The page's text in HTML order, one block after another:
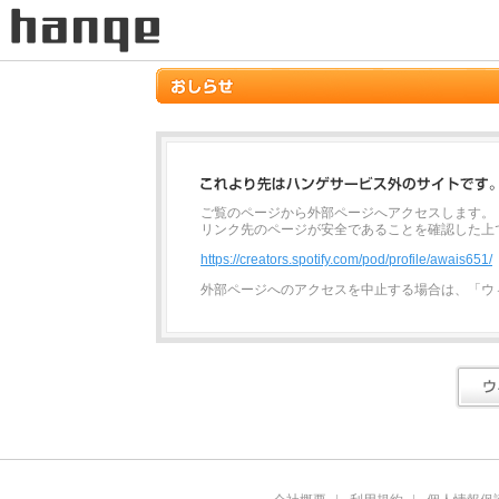
ご覧のページから外部ページへアクセスします。
リンク先のページが安全であることを確認した
https://creators.spotify.com/pod/profile/awais651/
外部ページへのアクセスを中止する場合は、「